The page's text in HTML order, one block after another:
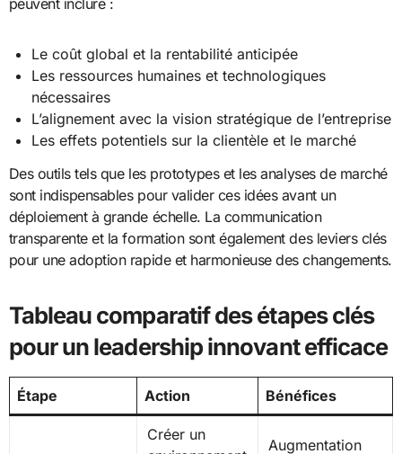
peuvent inclure :
Le coût global et la rentabilité anticipée
Les ressources humaines et technologiques
nécessaires
L’alignement avec la vision stratégique de l’entreprise
Les effets potentiels sur la clientèle et le marché
Des outils tels que les prototypes et les analyses de marché
sont indispensables pour valider ces idées avant un
déploiement à grande échelle. La communication
transparente et la formation sont également des leviers clés
pour une adoption rapide et harmonieuse des changements.
Tableau comparatif des étapes clés
pour un leadership innovant efficace
Étape Action Bénéfices
Créer un
Augmentation